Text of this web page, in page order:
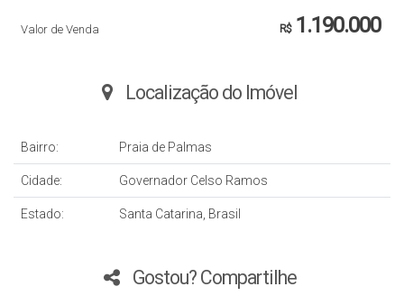
R$1.190.000
Valor de Venda
Localização do Imóvel
Bairro: Praia de Palmas
Cidade: Governador Celso Ramos
Estado: Santa Catarina, Brasil
Gostou? Compartilhe